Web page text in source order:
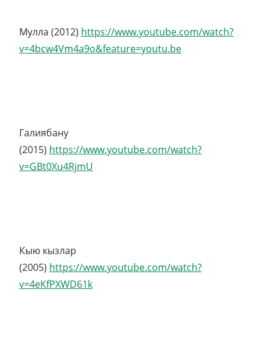
Мулла (2012) https://www.youtube.com/watch?
v=4bcw4Vm4a9o&feature=youtu.be
Галиябану
(2015) https://www.youtube.com/watch?
v=GBt0Xu4RjmU
Кыю кызлар
(2005) https://www.youtube.com/watch?
v=4eKfPXWD61k